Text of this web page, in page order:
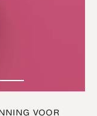
VOOR